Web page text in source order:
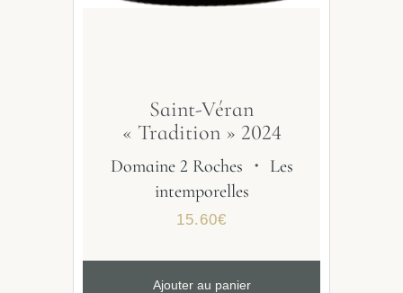
Saint-Véran
« Tradition » 2024
Domaine 2 Roches ・ Les
intemporelles
15.60€
Ajouter au panier